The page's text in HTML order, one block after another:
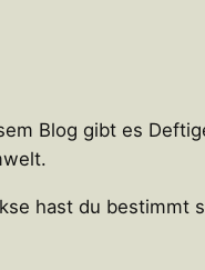
Blog gibt es
hast du